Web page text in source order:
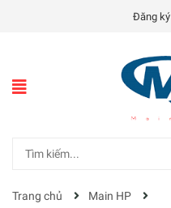
Đăng ký
Trang chủ
Main HP